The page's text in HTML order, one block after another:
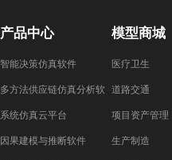
产品中心
智能决策仿真软件
多方法供应链仿真分析软
件
系统仿真云平台
因果建模与推断软件
模型商城
医疗卫生
道路交通
项目资产管理
生产制造